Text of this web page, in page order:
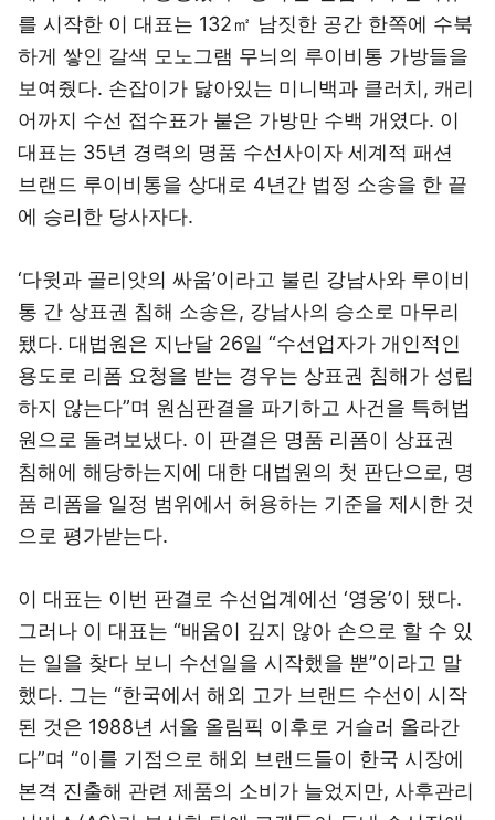
를 시작한 이 대표는 132㎡ 남짓한 공간 한쪽에 수북
하게 쌓인 갈색 모노그램 무늬의 루이비통 가방들을
보여줬다. 손잡이가 닳아있는 미니백과 클러치, 캐리
어까지 수선 접수표가 붙은 가방만 수백 개였다. 이
대표는 35년 경력의 명품 수선사이자 세계적 패션
브랜드 루이비통을 상대로 4년간 법정 소송을 한 끝
에 승리한 당사자다.
‘다윗과 골리앗의 싸움’이라고 불린 강남사와 루이비
통 간 상표권 침해 소송은, 강남사의 승소로 마무리
됐다. 대법원은 지난달 26일 “수선업자가 개인적인
용도로 리폼 요청을 받는 경우는 상표권 침해가 성립
하지 않는다”며 원심판결을 파기하고 사건을 특허법
원으로 돌려보냈다. 이 판결은 명품 리폼이 상표권
침해에 해당하는지에 대한 대법원의 첫 판단으로, 명
품 리폼을 일정 범위에서 허용하는 기준을 제시한 것
으로 평가받는다.
이 대표는 이번 판결로 수선업계에선 ‘영웅’이 됐다.
그러나 이 대표는 “배움이 깊지 않아 손으로 할 수 있
는 일을 찾다 보니 수선일을 시작했을 뿐”이라고 말
했다. 그는 “한국에서 해외 고가 브랜드 수선이 시작
된 것은 1988년 서울 올림픽 이후로 거슬러 올라간
다”며 “이를 기점으로 해외 브랜드들이 한국 시장에
본격 진출해 관련 제품의 소비가 늘었지만, 사후관리